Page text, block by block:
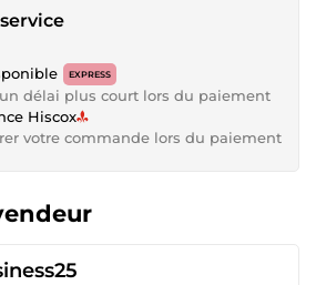
EXPRESS
délai plus court lors du paiement
Hiscox
votre commande lors du paiement